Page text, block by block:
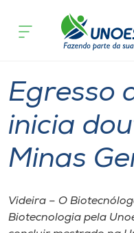
Cursos
Pesquisa
Atendimento ao
Portal de Ensino
acontece
Egresso
inicia
Minas
Videira – O
Biotecnologia pela